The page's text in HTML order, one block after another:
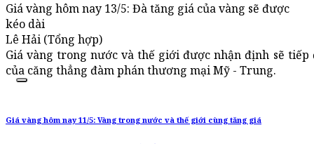
Giá vàng hôm nay 13/5: Đà tăng giá của vàng sẽ được
kéo dài
Lê Hải (Tổng hợp)
Giá vàng trong nước và thế giới được nhận định sẽ
của căng thẳng đàm phán thương mại Mỹ - Trung.
Giá vàng hôm nay 11/5: Vàng trong nước và thế giới cùng tăng giá